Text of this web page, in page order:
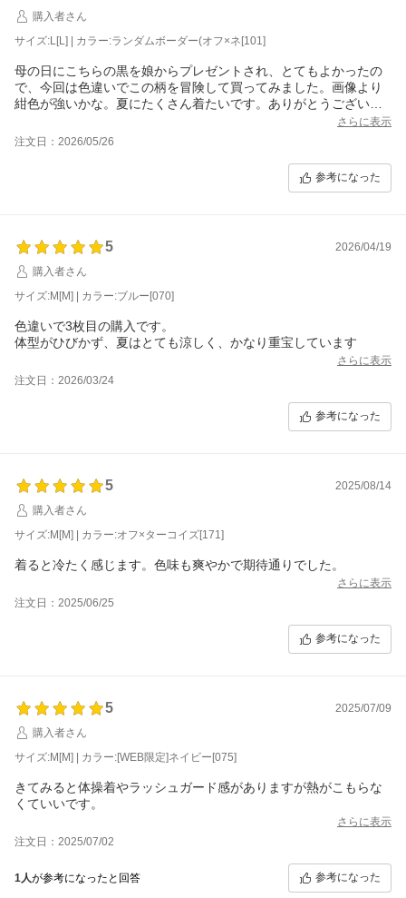
購入者さん
サイズ:L[L] | カラー:ランダムボーダー(オフ×ネ[101]
母の日にこちらの黒を娘からプレゼントされ、とてもよかったの
で、今回は色違いでこの柄を冒険して買ってみました。画像より
紺色が強いかな。夏にたくさん着たいです。ありがとうございま
さらに表示
注文日：2026/05/26
参考になった
5
2026/04/19
購入者さん
サイズ:M[M] | カラー:ブルー[070]
色違いで3枚目の購入です。
体型がひびかず、夏はとても涼しく、かなり重宝しています
さらに表示
注文日：2026/03/24
参考になった
5
2025/08/14
購入者さん
サイズ:M[M] | カラー:オフ×ターコイズ[171]
着ると冷たく感じます。色味も爽やかで期待通りでした。
さらに表示
注文日：2025/06/25
参考になった
5
2025/07/09
購入者さん
サイズ:M[M] | カラー:[WEB限定]ネイビー[075]
きてみると体操着やラッシュガード感がありますが熱がこもらな
くていいです。
さらに表示
注文日：2025/07/02
1人が参考になったと回答 参考になった